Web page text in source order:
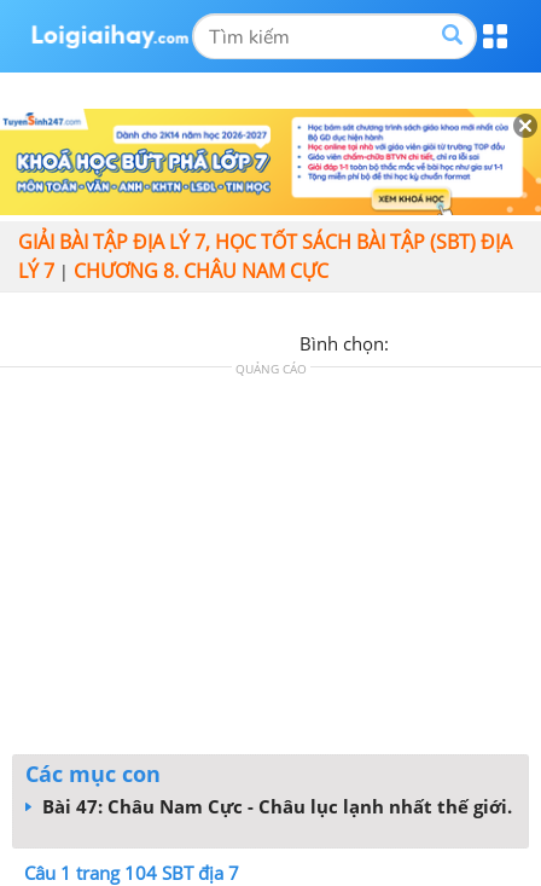
GIẢI BÀI TẬP ĐỊA LÝ 7, HỌC TỐT SÁCH BÀI TẬP (SBT) ĐỊA
LÝ 7 | CHƯƠNG 8. CHÂU NAM CỰC
Bình chọn:
QUẢNG CÁO
Các mục con
Bài 47: Châu Nam Cực - Châu lục lạnh nhất thế giới.
Câu 1 trang 104 SBT địa 7